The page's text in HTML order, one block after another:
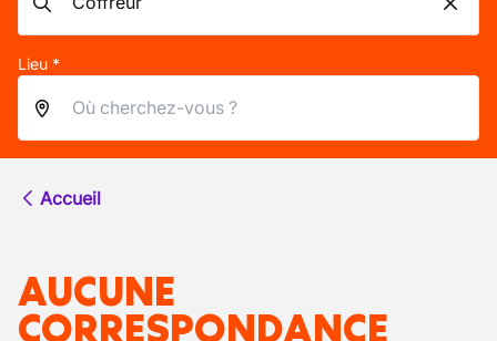
Lieu *
Accueil
AUCUNE
CORRESPONDANCE